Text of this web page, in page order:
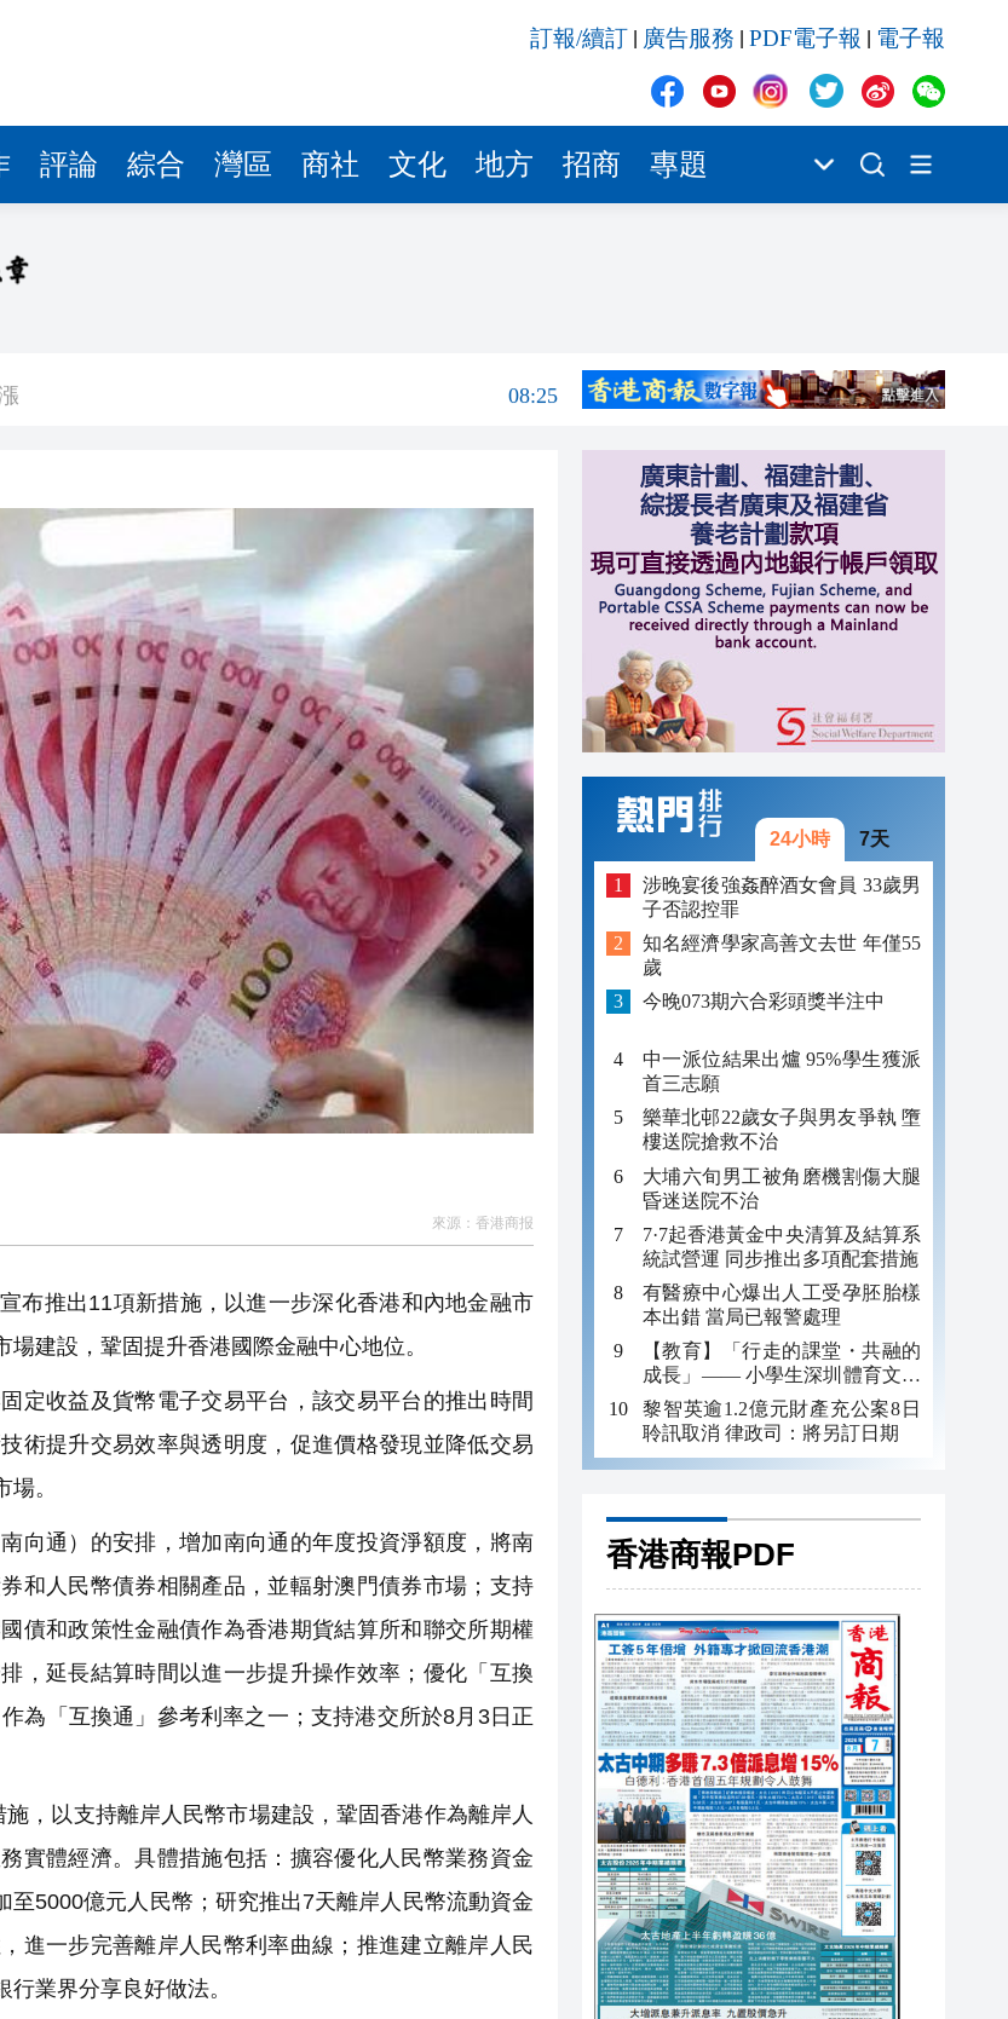
訂報/續訂 廣告服務 PDF電子報 電子報
評論 綜合 灣區 商社 文化 地方 招商 專題
中國和香港故事
08:19
內涵
面襲浙閩
00:07
08:25
面襲浙閩
00:07
罰
系統試營運 配套八措施同步推出 已完成首批交易
08:30
08:25
好中國和香港故事
08:19
心內涵
08:15
面襲浙閩
員
罰
00:03
來源： 香港商报
推出11項新措施，以進一步深化香港和內地金融市
建設，鞏固提升香港國際金融中心地位。
收益及貨幣電子交易平台，該交易平台的推出時間
術提升交易效率與透明度，促進價格發現並降低交易
。
通）的安排，增加南向通的年度投資淨額度，將南
和人民幣債券相關產品，並輻射澳門債券市場；支持
債和政策性金融債作為香港期貨結算所和聯交所期權
，延長結算時間以進一步提升操作效率；優化「互換
為「互換通」參考利率之一；支持港交所於8月3日正
以支持離岸人民幣市場建設，鞏固香港作為離岸人
實體經濟。具體措施包括：擴容優化人民幣業務資金
5000億元人民幣；研究推出7天離岸人民幣流動資金
進一步完善離岸人民幣利率曲線；推進建立離岸人民
業界分享良好做法。
24小時 7天
涉晚宴後強姦醉酒女會員 33歲男
子否認控罪
知名經濟學家高善文去世 年僅55
歲
今晚073期六合彩頭獎半注中
中一派位結果出爐 95%學生獲派
首三志願
樂華北邨22歲女子與男友爭執 墮
樓送院搶救不治
大埔六旬男工被角磨機割傷大腿
昏迷送院不治
7·7起香港黃金中央清算及結算系
統試營運 同步推出多項配套措施
有醫療中心爆出人工受孕胚胎樣
本出錯 當局已報警處理
【教育】「行走的課堂・共融的
成長」—— 小學生深圳體育文化
探索之旅
黎智英逾1.2億元財產充公案8日
聆訊取消 律政司：將另訂日期
香港商報PDF